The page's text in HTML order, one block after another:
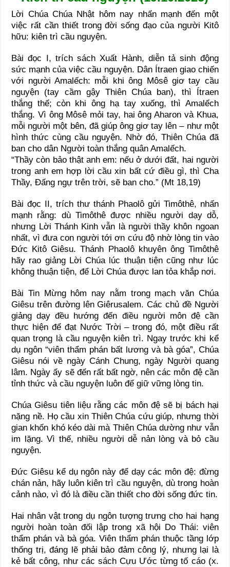
Lời Chúa Chúa Nhật hôm nay nhấn mạnh đến một
việc rất cần thiết trong đời sống đạo của người Kitô
hữu: kiên trì cầu nguyện.
Bài đọc I, trích sách Xuất Hành, diễn tả sinh động
sức mạnh của việc cầu nguyện. Dân Ítraen giao chiến
với người Amalếch: mỗi khi ông Môsê giơ tay cầu
nguyện (tay cầm gậy Thiên Chúa ban), thì Ítraen
thắng thế; còn khi ông hạ tay xuống, thì Amalếch
thắng. Vì ông Môsê mỏi tay, hai ông Aharon và Khua,
mỗi người một bên, đã giúp ông giơ tay lên – như một
hình thức cùng cầu nguyện. Nhờ đó, Thiên Chúa đã
ban cho dân Người toàn thắng quân Amalếch.
“Thầy còn bảo thật anh em: nếu ở dưới đất, hai người
trong anh em hợp lời cầu xin bất cứ điều gì, thì Cha
Thầy, Đấng ngự trên trời, sẽ ban cho.” (Mt 18,19)
Bài đọc II, trích thư thánh Phaolô gửi Timôthê, nhấn
mạnh rằng: dù Timôthê được nhiều người dạy dỗ,
nhưng Lời Thánh Kinh vẫn là người thầy khôn ngoan
nhất, vì đưa con người tới ơn cứu độ nhờ lòng tin vào
Đức Kitô Giêsu. Thánh Phaolô khuyên ông Timôthê
hãy rao giảng Lời Chúa lúc thuận tiện cũng như lúc
không thuận tiện, để Lời Chúa được lan tỏa khắp nơi.
Bài Tin Mừng hôm nay nằm trong mạch văn Chúa
Giêsu trên đường lên Giêrusalem. Các chủ đề Người
giảng dạy đều hướng đến điều người môn đệ cần
thực hiện để đạt Nước Trời – trong đó, một điều rất
quan trọng là cầu nguyện kiên trì. Ngay trước khi kể
dụ ngôn “viên thẩm phán bất lương và bà góa”, Chúa
Giêsu nói về ngày Cánh Chung, ngày Người quang
lâm. Ngày ấy sẽ đến rất bất ngờ, nên các môn đệ cần
tỉnh thức và cầu nguyện luôn để giữ vững lòng tin.
Chúa Giêsu tiên liệu rằng các môn đệ sẽ bị bách hại
nặng nề. Họ cầu xin Thiên Chúa cứu giúp, nhưng thời
gian khốn khó kéo dài mà Thiên Chúa dường như vẫn
im lặng. Vì thế, nhiều người dễ nản lòng và bỏ cầu
nguyện.
Đức Giêsu kể dụ ngôn này để dạy các môn đệ: đừng
chán nản, hãy luôn kiên trì cầu nguyện, dù trong hoàn
cảnh nào, vì đó là điều cần thiết cho đời sống đức tin.
Hai nhân vật trong dụ ngôn tượng trưng cho hai hạng
người hoàn toàn đối lập trong xã hội Do Thái: viên
thẩm phán và bà góa. Viên thẩm phán thuộc tầng lớp
thống trị, đáng lẽ phải bảo đảm công lý, nhưng lại là
kẻ bất công, như các sách Cựu Ước từng tố cáo (x.